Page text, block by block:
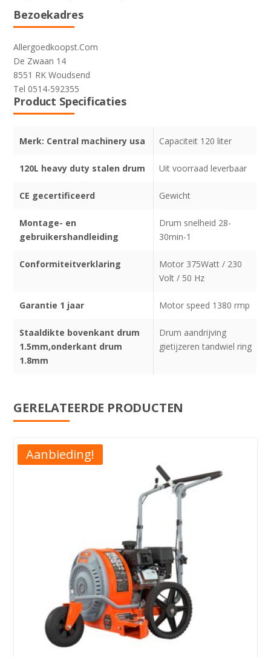
Bezoekadres
Allergoedkoopst.Com
De Zwaan 14
8551 RK Woudsend
Tel 0514-592355
Product Specificaties
Merk: Central machinery usa Capaciteit 120 liter
120L heavy duty stalen drum Uit voorraad leverbaar
CE gecertificeerd Gewicht
Montage- en
gebruikershandleiding
Drum snelheid 28-
30min-1
Conformiteitverklaring
Motor 375Watt / 230
Volt / 50 Hz
Garantie 1 jaar Motor speed 1380 rmp
Staaldikte bovenkant drum
1.5mm,onderkant drum
1.8mm
Drum aandrijving
gietijzeren tandwiel ring
GERELATEERDE PRODUCTEN
Aanbieding!